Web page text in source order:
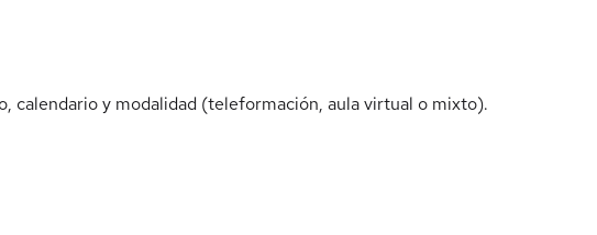
calendario y modalidad (teleformación, aula virtual o mixto).